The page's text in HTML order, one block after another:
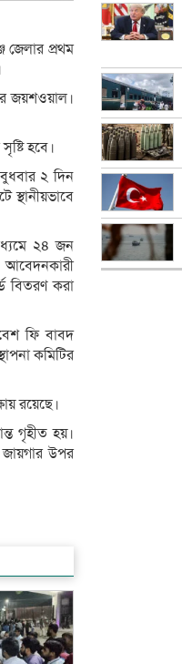
জেলার প্রথম
জয়শওয়াল।
হবে।
২ দিন
২৪ জন
আবেদনকারী
বিতরণ করা
ফি বাবদ
কমিটির
রয়েছে।
গৃহীত হয়।
উপর